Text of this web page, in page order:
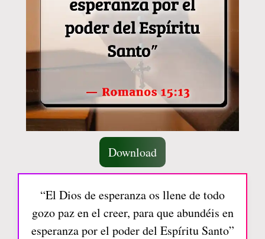
Download
“El Dios de esperanza os llene de todo
gozo paz en el creer, para que abundéis en
esperanza por el poder del Espíritu Santo”